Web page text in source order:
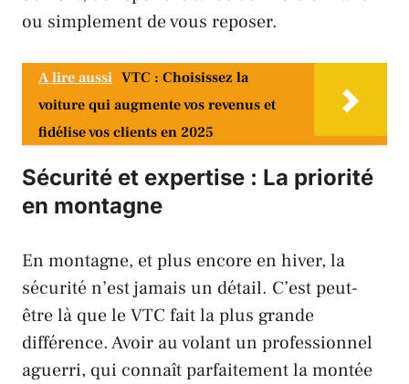
ou simplement de vous reposer.
A lire aussi VTC : Choisissez la
voiture qui augmente vos revenus et
fidélise vos clients en 2025
Sécurité et expertise : La priorité
en montagne
En montagne, et plus encore en hiver, la
sécurité n’est jamais un détail. C’est peut-
être là que le VTC fait la plus grande
différence. Avoir au volant un professionnel
aguerri, qui connaît parfaitement la montée